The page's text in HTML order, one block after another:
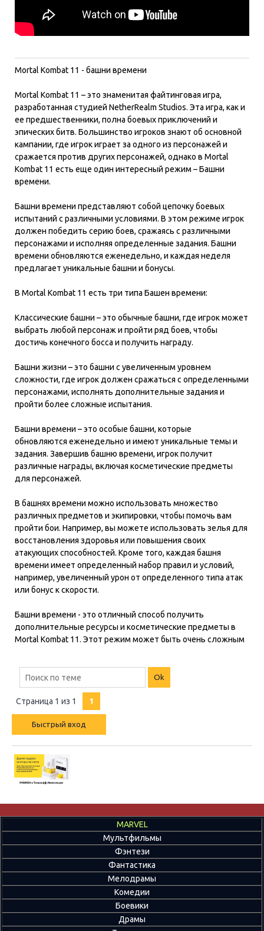
Mortal Kombat 11 - башни времени
Mortal Kombat 11 – это знаменитая файтинговая игра,
разработанная студией NetherRealm Studios. Эта игра, как и
ее предшественники, полна боевых приключений и
эпических битв. Большинство игроков знают об основной
кампании, где игрок играет за одного из персонажей и
сражается против других персонажей, однако в Mortal
Kombat 11 есть еще один интересный режим – Башни
времени.
Башни времени представляют собой цепочку боевых
испытаний с различными условиями. В этом режиме игрок
должен победить серию боев, сражаясь с различными
персонажами и исполняя определенные задания. Башни
времени обновляются еженедельно, и каждая неделя
предлагает уникальные башни и бонусы.
В Mortal Kombat 11 есть три типа Башен времени:
Классические башни – это обычные башни, где игрок может
выбрать любой персонаж и пройти ряд боев, чтобы
достичь конечного босса и получить награду.
Башни жизни – это башни с увеличенным уровнем
сложности, где игрок должен сражаться с определенными
персонажами, исполнять дополнительные задания и
пройти более сложные испытания.
Башни времени – это особые башни, которые
обновляются еженедельно и имеют уникальные темы и
задания. Завершив башню времени, игрок получит
различные награды, включая косметические предметы
для персонажей.
В башнях времени можно использовать множество
различных предметов и экипировки, чтобы помочь вам
пройти бои. Например, вы можете использовать зелья для
восстановления здоровья или повышения своих
атакующих способностей. Кроме того, каждая башня
времени имеет определенный набор правил и условий,
например, увеличенный урон от определенного типа атак
или бонус к скорости.
Башни времени - это отличный способ получить
дополнительные ресурсы и косметические предметы в
Mortal Kombat 11. Этот режим может быть очень сложным
Страница 1 из 1 1
MARVEL
Мультфильмы
Фэнтези
Фантастика
Мелодрамы
Комедии
Боевики
Драмы